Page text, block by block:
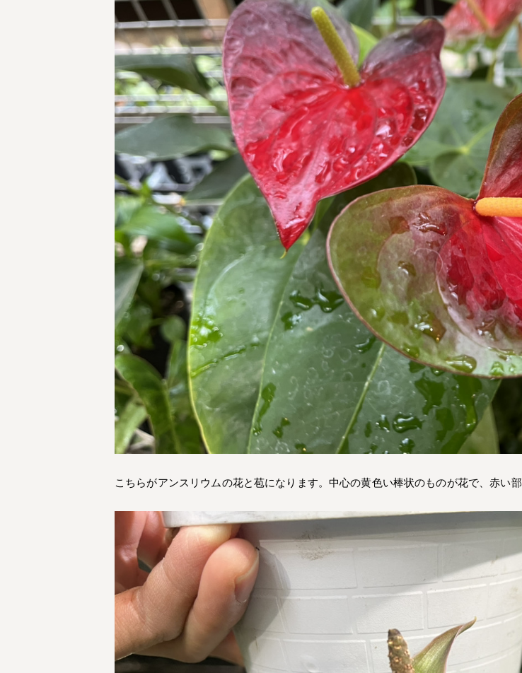
こちらがアンスリウムの花と苞になります。中心の黄色い棒状のものが花で、赤い